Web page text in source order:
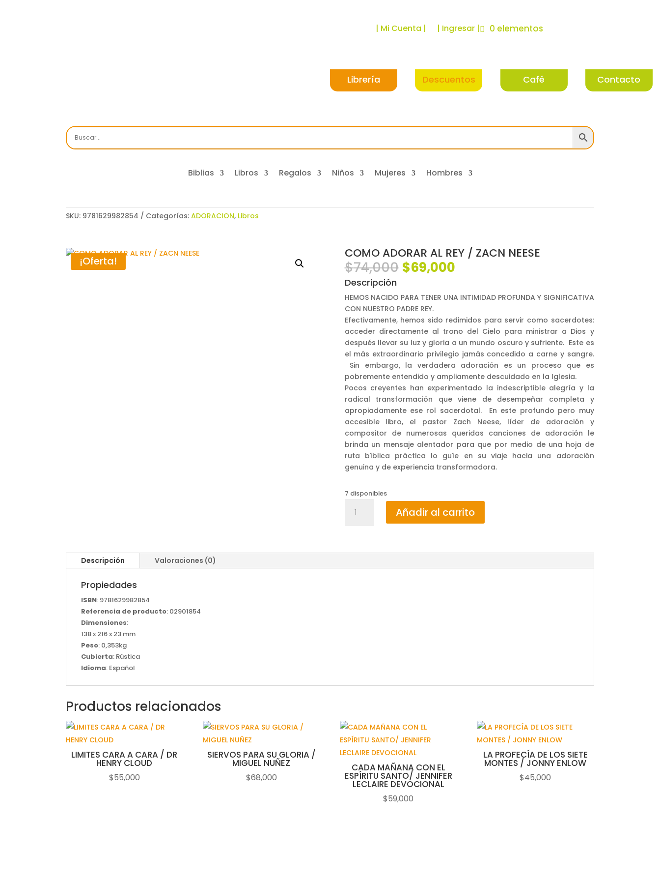
| Mi Cuenta | | Ingresar | 0 elementos
Librería Descuentos Café Contacto
Biblias Libros Regalos Niños Mujeres Hombres
SKU: 9781629982854 Categorías:ADORACION, Libros
¡Oferta!
COMO ADORAR AL REY / ZACN NEESE
$74,000 El
precio
era:
$74,000.
$69,000El
es:
$69,000.
Descripción
HEMOS NACIDO PARA TENER UNA INTIMIDAD PROFUNDA Y SIGNIFICATIVA
CON NUESTRO PADRE REY.
Efectivamente, hemos sido redimidos para servir como sacerdotes:
acceder directamente al trono del Cielo para ministrar a Dios y
después llevar su luz y gloria a un mundo oscuro y sufriente. Este es
el más extraordinario privilegio jamás concedido a carne y sangre.
Sin embargo, la verdadera adoración es un proceso que es
pobremente entendido y ampliamente descuidado en la Iglesia.
Pocos creyentes han experimentado la indescriptible alegría y la
radical transformación que viene de desempeñar completa y
apropiadamente ese rol sacerdotal. En este profundo pero muy
accesible libro, el pastor Zach Neese, líder de adoración y
compositor de numerosas queridas canciones de adoración le
brinda un mensaje alentador para que por medio de una hoja de
ruta bíblica práctica lo guíe en su viaje hacia una adoración
genuina y de experiencia transformadora.
7 disponibles
ADORAR
NEESE
Añadir al carrito
Descripción Valoraciones (0)
Propiedades
ISBN: 9781629982854
Referencia de producto: 02901854
Dimensiones:
138 x 216 x 23 mm
Peso: 0,353kg
Cubierta: Rústica
Idioma: Español
Productos relacionados
LIMITES CARA A CARA / DR
HENRY CLOUD
$55,000
SIERVOS PARA SU GLORIA /
MIGUEL NUÑEZ
$68,000
CADA MAÑANA CON EL
ESPÍRITU SANTO/ JENNIFER
LECLAIRE DEVOCIONAL
$59,000
LA PROFECÍA DE LOS SIETE
MONTES / JONNY ENLOW
$45,000